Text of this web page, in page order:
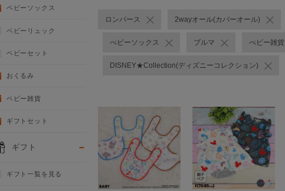
ロンパース 2wayオール(カバーオール)
べビーソックス ブルマ べビー雑貨
DISNEY★Collection(ディズニーコレクション)
ベビーソックス
ベビーリュック
ベビーセット
おくるみ
ベビー雑貨
ギフトセット
ギフト
ギフト一覧を見る